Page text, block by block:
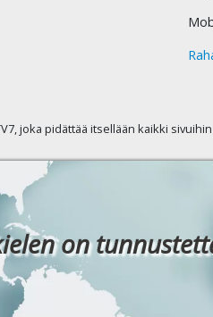
joka pidättää itsellään kaikki
on